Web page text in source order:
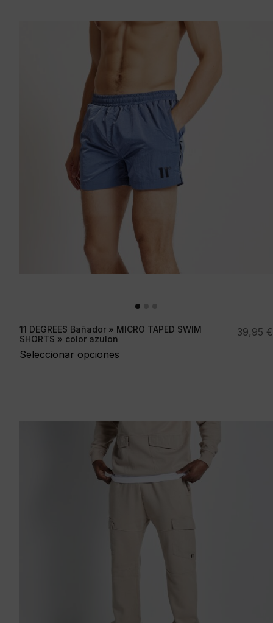
11 DEGREES Bañador » MICRO TAPED SWIM
SHORTS » color azulon
Seleccionar opciones
39,95 €